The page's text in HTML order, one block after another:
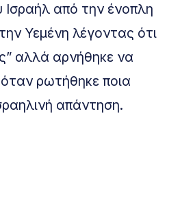
Ισραήλ από την ένοπλη
Υεμένη λέγοντας ότι
αλλά αρνήθηκε να
όταν ρωτήθηκε ποια
απάντηση.